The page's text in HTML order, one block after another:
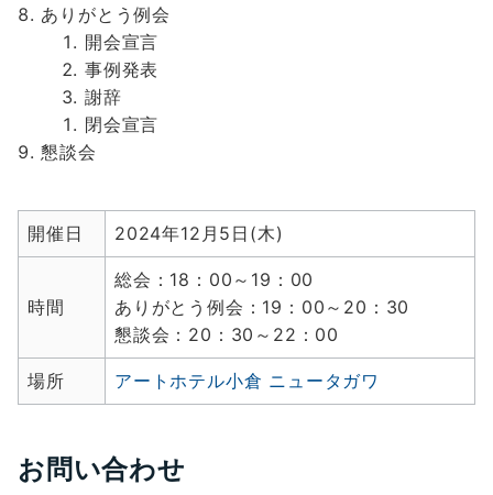
ありがとう例会
開会宣言
事例発表
謝辞
閉会宣言
懇談会
開催日 2024年12月5日(木)
時間
総会：18：00～19：00
ありがとう例会：19：00～20：30
懇談会：20：30～22：00
場所 アートホテル小倉 ニュータガワ
お問い合わせ